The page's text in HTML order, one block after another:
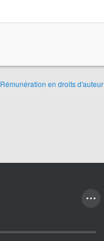
Rémunération en droits d'auteur